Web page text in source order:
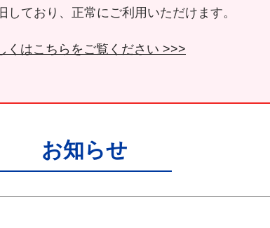
ており、正常にご利用いただけます。
くはこちらをご覧ください >>>
お知らせ